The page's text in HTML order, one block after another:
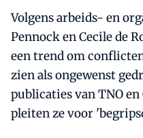
Volgens arbeids- en
Pennock en Cecile de
een trend om
zien als ongewenst
publicaties van TNO
pleiten ze voor